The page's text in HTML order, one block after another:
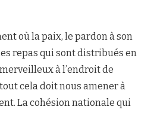
où la paix, le pardon à son
repas qui sont distribués en
à l’endroit de
cela doit nous amener à
La cohésion nationale qui